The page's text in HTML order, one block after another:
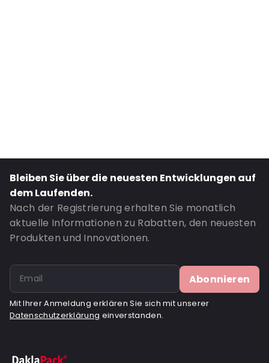
Bestell-ID: 15004
Bleiben Sie über die neuesten Entwicklungen auf
dem Laufenden.
Nach der Registrierung erhalten Sie monatlich
aktuelle Informationen zu Rabatten, den neuesten
Produkten und Innovationen.
Abonnieren
Mit Ihrer Anmeldung erklären Sie sich mit unserer
Datenschutzerklärung einverstanden.